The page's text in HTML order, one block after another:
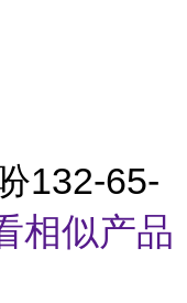
132-65-
相似产品